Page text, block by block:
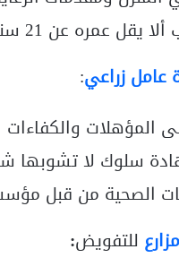
يقل عمره عن 21 سنة.
عامل زراعي:
المؤهلات والكفاءات
سلوك لا تشوبها
الصحية من قبل
للتفويض: